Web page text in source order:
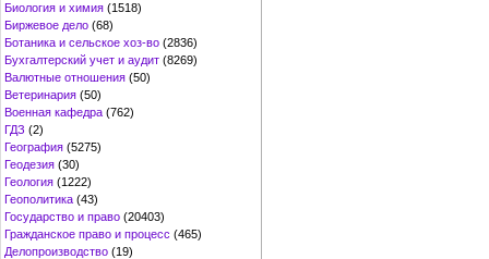
Биология и химия (1518)
Биржевое дело (68)
Ботаника и сельское хоз-во (2836)
Бухгалтерский учет и аудит (8269)
Валютные отношения (50)
Ветеринария (50)
Военная кафедра (762)
ГДЗ (2)
География (5275)
Геодезия (30)
Геология (1222)
Геополитика (43)
Государство и право (20403)
Гражданское право и процесс (465)
Делопроизводство (19)